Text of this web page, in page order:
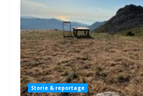
Storie & reportage